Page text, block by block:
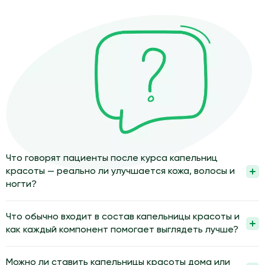
Что говорят пациенты после курса капельниц
красоты — реально ли улучшается кожа, волосы и
ногти?
более ровной, волосы плотнее, а ногти крепче. Такой эффект
связывают с восполнением дефицита витаминов и
Что обычно входит в состав капельницы красоты и
как каждый компонент помогает выглядеть лучше?
микроэлементы и антиоксиданты, поддерживающие общее
Можно ли ставить капельницы красоты дома или